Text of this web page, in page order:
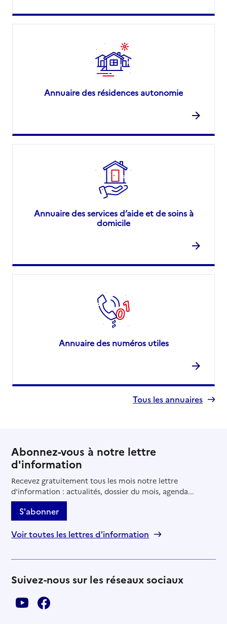
Annuaire des résidences autonomie
Annuaire des services d’aide et de soins à
domicile
Annuaire des numéros utiles
Tous les annuaires
Abonnez-vous à notre lettre
d'information
Recevez gratuitement tous les mois notre lettre
d'information : actualités, dossier du mois, agenda...
S'abonner
Voir toutes les lettres d'information
Suivez-nous sur les réseaux sociaux